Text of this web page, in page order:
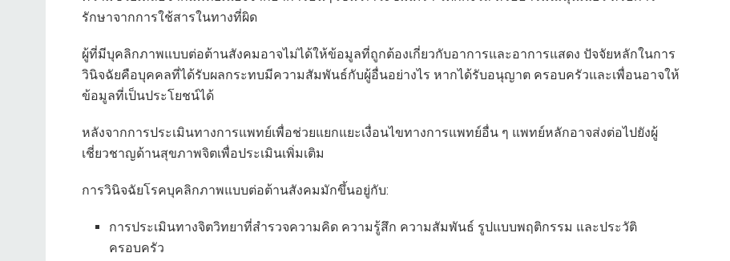
รักษาจากการใช้สารในทางที่ผิด
ผู้ที่มีบุคลิกภาพแบบต่อต้านสังคมอาจไม่ได้ให้ข้อมูลที่ถูกต้องเกี่ยวกับอาการและอาการแสดง ปัจจัยหลักในการ
วินิจฉัยคือบุคคลที่ได้รับผลกระทบมีความสัมพันธ์กับผู้อื่นอย่างไร หากได้รับอนุญาต ครอบครัวและเพื่อนอาจให้
ข้อมูลที่เป็นประโยชน์ได้
หลังจากการประเมินทางการแพทย์เพื่อช่วยแยกแยะเงื่อนไขทางการแพทย์อื่น ๆ แพทย์หลักอาจส่งต่อไปยังผู้
เชี่ยวชาญด้านสุขภาพจิตเพื่อประเมินเพิ่มเติม
การวินิจฉัยโรคบุคลิกภาพแบบต่อต้านสังคมมักขึ้นอยู่กับ:
การประเมินทางจิตวิทยาที่สำรวจความคิด ความรู้สึก ความสัมพันธ์ รูปแบบพฤติกรรม และประวัติ
ครอบครัว